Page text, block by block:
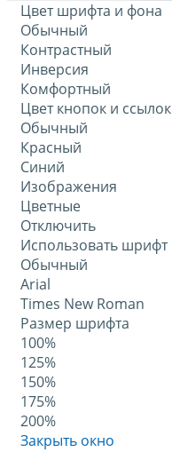
Цвет шрифта и фона
Обычный
Контрастный
Инверсия
Комфортный
Цвет кнопок и ссылок
Обычный
Красный
Синий
Изображения
Цветные
Отключить
Использовать шрифт
Обычный
Arial
Times New Roman
Размер шрифта
100%
125%
150%
175%
200%
Закрыть окно